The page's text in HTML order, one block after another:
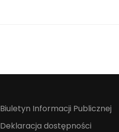
Biuletyn Informacji Publicznej
Deklaracja dostępności